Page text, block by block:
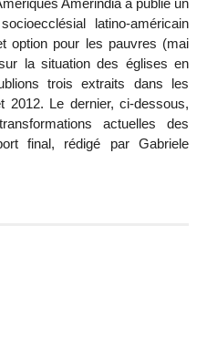
latino-américain
option pour les pauvres (mai
la situation des églises en
trois extraits dans les
2012. Le dernier, ci-dessous,
actuelles des
final, rédigé par Gabriele